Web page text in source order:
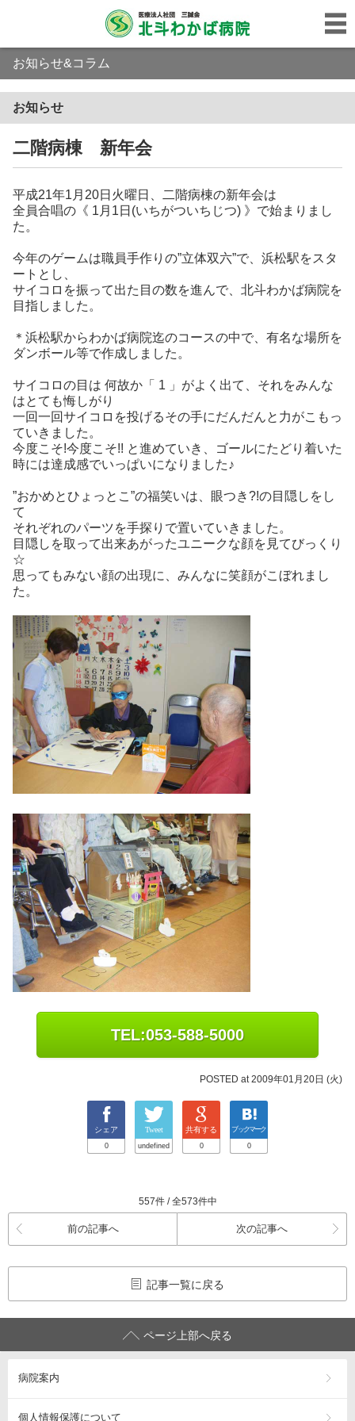
お知らせ&コラム
お知らせ
二階病棟 新年会
平成21年1月20日火曜日、二階病棟の新年会は
全員合唱の《 1月1日(いちがついちじつ) 》で始まりまし
た。
今年のゲームは職員手作りの”立体双六”で、浜松駅をスタ
ートとし、
サイコロを振って出た目の数を進んで、北斗わかば病院を
目指しました。
＊浜松駅からわかば病院迄のコースの中で、有名な場所を
ダンボール等で作成しました。
サイコロの目は 何故か「 1 」がよく出て、それをみんな
はとても悔しがり
一回一回サイコロを投げるその手にだんだんと力がこもっ
ていきました。
今度こそ!今度こそ!! と進めていき、ゴールにたどり着いた
時には達成感でいっぱいになりました♪
”おかめとひょっとこ”の福笑いは、眼つき?!の目隠しをし
て
それぞれのパーツを手探りで置いていきました。
目隠しを取って出来あがったユニークな顔を見てびっくり
☆
思ってもみない顔の出現に、みんなに笑顔がこぼれまし
た。
TEL:053-588-5000
POSTED at 2009年01月20日 (火)
シェア
0
Tweet
undefined
共有する
0
ブックマーク
0
557件 / 全573件中
前の記事へ 次の記事へ
記事一覧に戻る
ページ上部へ戻る
病院案内
個人情報保護について